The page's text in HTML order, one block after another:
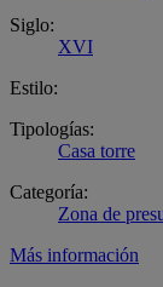
Siglo:
XVI
Estilo:
Tipologías:
Casa torre
Categoría:
Zona de
Más información